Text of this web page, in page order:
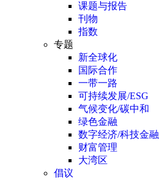
课题与报告
刊物
指数
专题
新全球化
国际合作
一带一路
可持续发展/ESG
气候变化/碳中和
绿色金融
数字经济/科技金融
财富管理
大湾区
倡议